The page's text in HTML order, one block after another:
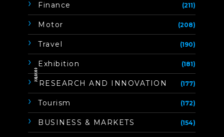
Finance (211)
Motor (208)
Travel (190)
Exhibition (181)
ิิีิิิิิRESEARCH AND INNOVATION (177)
Tourism (172)
BUSINESS & MARKETS (154)